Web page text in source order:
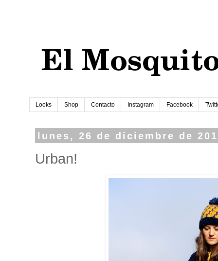
Looks Shop Contacto Instagram Facebook
lunes, 26 de diciembre de
Urban!